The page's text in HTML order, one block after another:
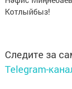
Котлыйбыз!
Следите за
Telegram-